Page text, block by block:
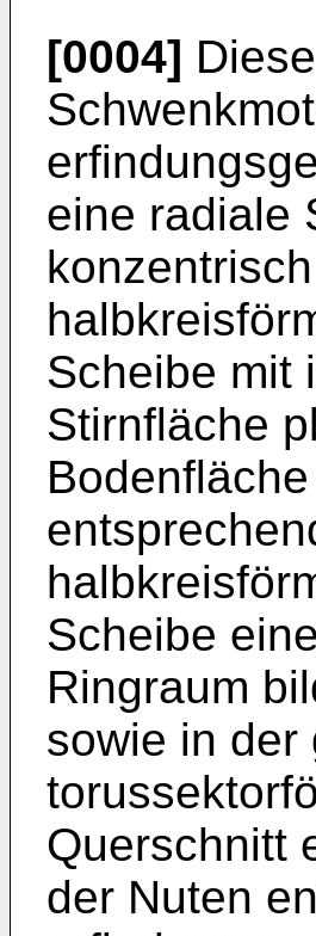
[0004]
eine radiale
Scheibe mit
Stirnfläche
Scheibe
Ringraum
sowie in der
Querschnitt
der Nuten